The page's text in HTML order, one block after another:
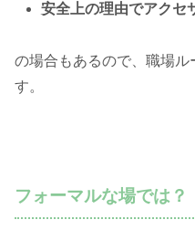
安全上の理由でアクセ
の場合もあるので、職場
す。
フォーマルな場では？